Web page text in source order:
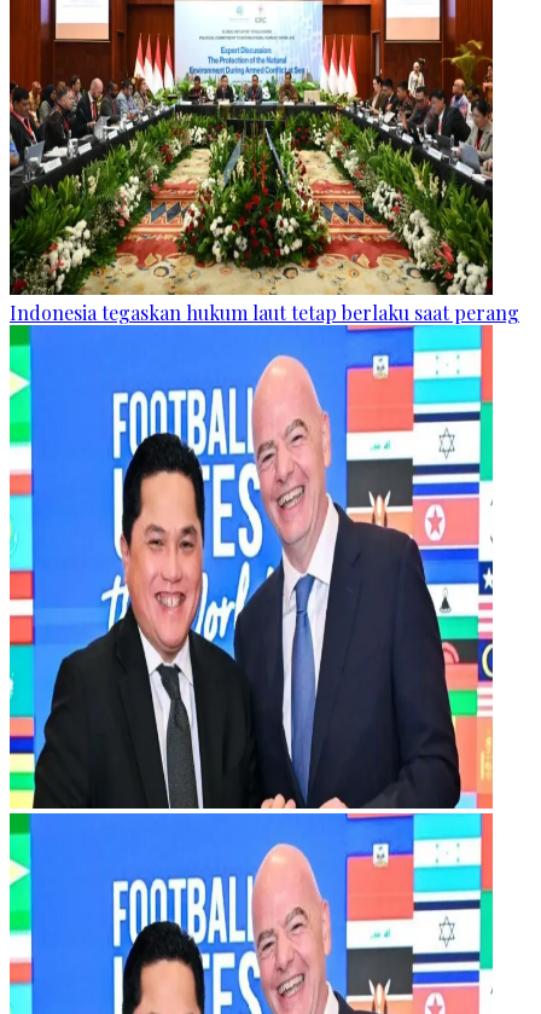
Indonesia tegaskan hukum laut tetap berlaku saat perang